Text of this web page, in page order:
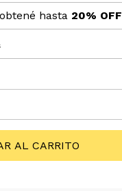
hasta 20% OFF
AL CARRITO